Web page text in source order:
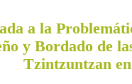
a la
y Bordado de
Tzintzuntzan